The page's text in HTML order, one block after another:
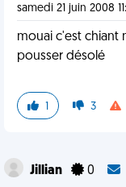
samedi 21 juin 2008
mouai c'est chiant
pousser désolé
1 3
Jillian 0